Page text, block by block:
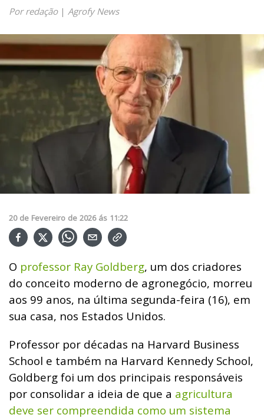
Por redação| Agrofy News
20 de Fevereiro de 2026 ás 11:22
O professor Ray Goldberg, um dos criadores
do conceito moderno de agronegócio, morreu
aos 99 anos, na última segunda-feira (16), em
sua casa, nos Estados Unidos.
Professor por décadas na Harvard Business
School e também na Harvard Kennedy School,
Goldberg foi um dos principais responsáveis
por consolidar a ideia de que a agricultura
deve ser compreendida como um sistema